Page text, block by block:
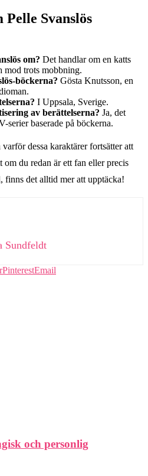
Svanslös
om? Det handlar om en katts
mod trots mobbning.
böckerna? Gösta Knutsson, en
I Uppsala, Sverige.
av berättelserna? Ja, det
serier baserade på böckerna.
dessa karaktärer fortsätter att
om du redan är ett fan eller precis
finns det alltid mer att upptäcka!
Sundfeldt
PinterestEmail
och personlig